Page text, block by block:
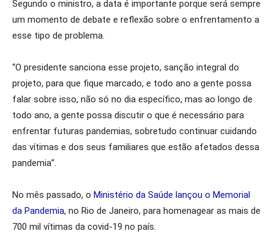
Segundo o ministro, a data é importante porque será sempre
um momento de debate e reflexão sobre o enfrentamento a
esse tipo de problema.
“O presidente sanciona esse projeto, sanção integral do
projeto, para que fique marcado, e todo ano a gente possa
falar sobre isso, não só no dia específico, mas ao longo de
todo ano, a gente possa discutir o que é necessário para
enfrentar futuras pandemias, sobretudo continuar cuidando
das vítimas e dos seus familiares que estão afetados dessa
pandemia”.
No mês passado, o Ministério da Saúde lançou o Memorial
da Pandemia, no Rio de Janeiro, para homenagear as mais de
700 mil vítimas da covid-19 no país.